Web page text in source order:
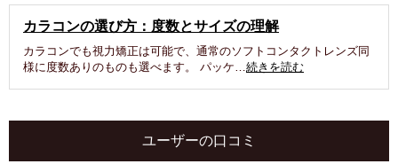
カラコンの選び方：度数とサイズの理解
カラコンでも視力矯正は可能で、通常のソフトコンタクトレンズ同
様に度数ありのものも選べます。 パッケ…続きを読む
ユーザーの口コミ